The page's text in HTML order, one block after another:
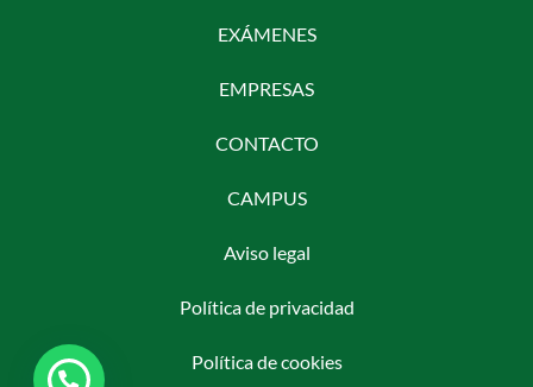
EXÁMENES
EMPRESAS
CONTACTO
CAMPUS
Aviso legal
Política de privacidad
Política de cookies